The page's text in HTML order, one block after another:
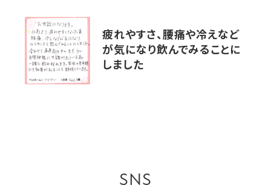
疲れやすさ、腰痛や冷えなど
が気になり飲んでみることに
しました
SNS